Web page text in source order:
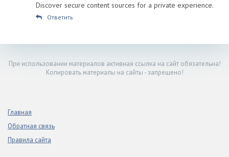
Discover secure content sources for a private experience.
Ответить
При использовании материалов активная ссылка на сайт обязательна!
Копировать материалы на сайты - запрещено!
Главная
Обратная связь
Правила сайта